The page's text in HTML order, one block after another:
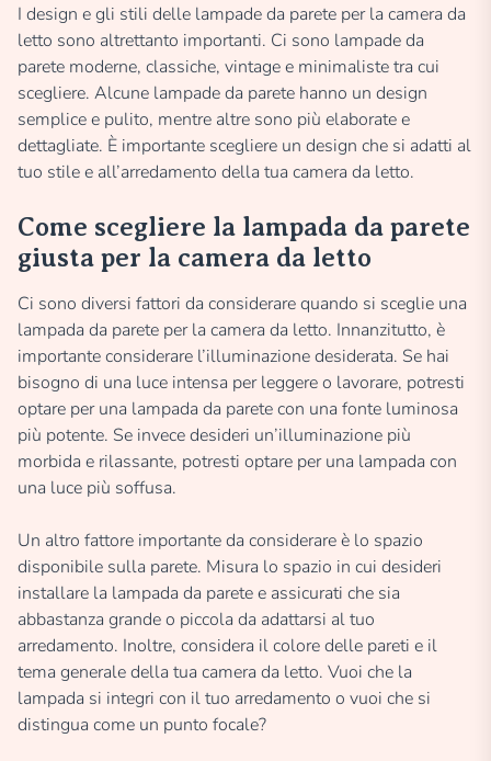
I design e gli stili delle lampade da parete per la camera da
letto sono altrettanto importanti. Ci sono lampade da
parete moderne, classiche, vintage e minimaliste tra cui
scegliere. Alcune lampade da parete hanno un design
semplice e pulito, mentre altre sono più elaborate e
dettagliate. È importante scegliere un design che si adatti al
tuo stile e all’arredamento della tua camera da letto.
Come scegliere la lampada da parete
giusta per la camera da letto
Ci sono diversi fattori da considerare quando si sceglie una
lampada da parete per la camera da letto. Innanzitutto, è
importante considerare l’illuminazione desiderata. Se hai
bisogno di una luce intensa per leggere o lavorare, potresti
optare per una lampada da parete con una fonte luminosa
più potente. Se invece desideri un’illuminazione più
morbida e rilassante, potresti optare per una lampada con
una luce più soffusa.
Un altro fattore importante da considerare è lo spazio
disponibile sulla parete. Misura lo spazio in cui desideri
installare la lampada da parete e assicurati che sia
abbastanza grande o piccola da adattarsi al tuo
arredamento. Inoltre, considera il colore delle pareti e il
tema generale della tua camera da letto. Vuoi che la
lampada si integri con il tuo arredamento o vuoi che si
distingua come un punto focale?